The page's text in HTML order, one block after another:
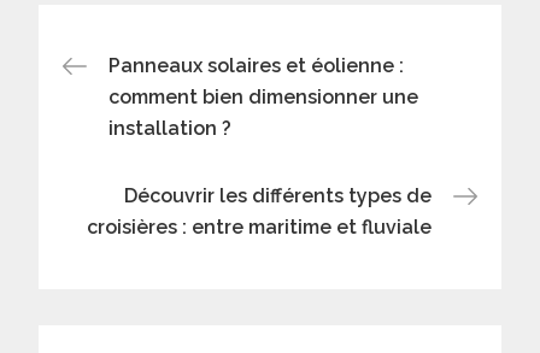
Navigation
de
l’article
Panneaux solaires et éolienne :
comment bien dimensionner une
installation ?
Découvrir les différents types de
croisières : entre maritime et fluviale